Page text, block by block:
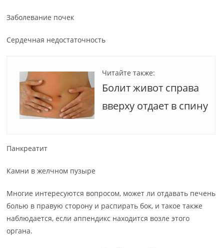
Заболевание почек
Сердечная недостаточность
Читайте также:
Болит живот справа
вверху отдает в спину
Панкреатит
Камни в желчном пузыре
Многие интересуются вопросом, может ли отдавать печень
болью в правую сторону и распирать бок, и такое также
наблюдается, если аппендикс находится возле этого
органа.